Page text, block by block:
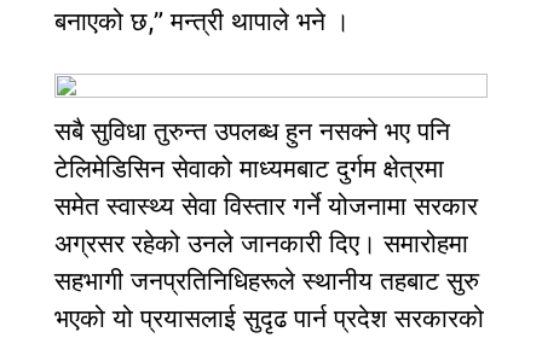
बनाएको छ,” मन्त्री थापाले भने ।
सबै सुविधा तुरुन्त उपलब्ध हुन नसक्ने भए पनि
टेलिमेडिसिन सेवाको माध्यमबाट दुर्गम क्षेत्रमा
समेत स्वास्थ्य सेवा विस्तार गर्ने योजनामा सरकार
अग्रसर रहेको उनले जानकारी दिए। समारोहमा
सहभागी जनप्रतिनिधिहरूले स्थानीय तहबाट सुरु
भएको यो प्रयासलाई सुदृढ पार्न प्रदेश सरकारको